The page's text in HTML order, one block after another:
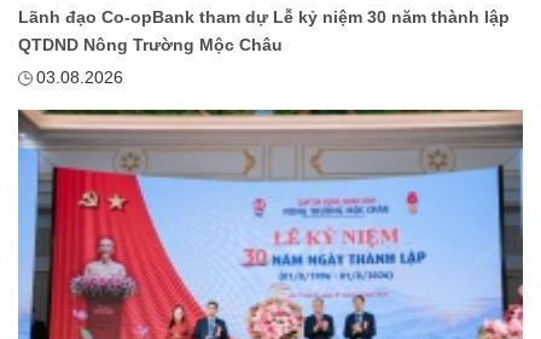
Lãnh đạo Co-opBank tham dự Lễ kỷ niệm 30 năm thành lập
QTDND Nông Trường Mộc Châu
03.08.2026